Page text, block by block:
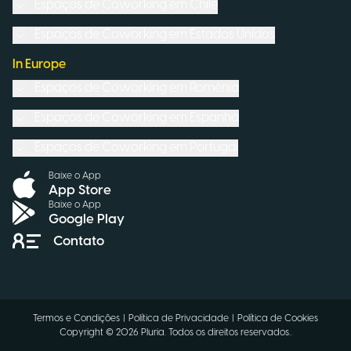
In Europe
Baixe o App
App Store
Baixe o App
Google Play
Contato
Copyright © 2026 Pluria. Todos os direitos reservados..
Termos e Condições Política de Privacidade Política de Cookies